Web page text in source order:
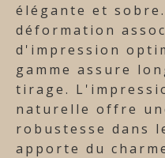
élégante et
déformation
d'impression
gamme assure
tirage.
naturelle offre
robustesse dans
apporte du